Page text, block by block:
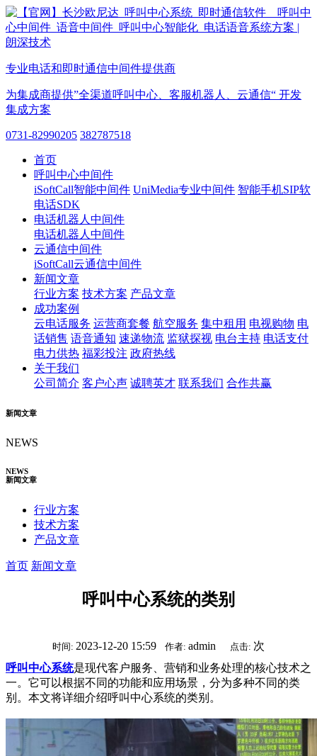
专业电话和即时通信中间件提供商
为集成商提供”全渠道呼叫中心、客服机器人、云通信“ 开发
集成方案
0731-82990205 382787518
首页
呼叫中心中间件
iSoftCall智能中间件 UniMedia专业中间件 智能手机SIP软
电话SDK
电话机器人中间件
电话机器人中间件
云通信中间件
iSoftCall云通信中间件
新闻文章
行业方案 技术方案 产品文章
成功案例
云电话服务 运营商套餐 航空服务 集中租用 电视购物 电
话销售 语音通知 速递物流 监狱探视 电台主持 电话支付
电力供热 福彩投注 政府热线
关于我们
公司简介 客户心声 诚聘英才 联系我们 合作共赢
新闻文章
NEWS
NEWS
新闻文章
行业方案
技术方案
产品文章
首页 新闻文章
呼叫中心系统的类别
时间: 2023-12-20 15:59 作者: admin 点击: 次
呼叫中心系统是现代客户服务、营销和业务处理的核心技术之
一。它可以根据不同的功能和应用场景，分为多种不同的类
别。本文将详细介绍呼叫中心系统的类别。